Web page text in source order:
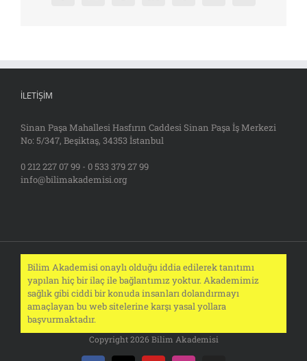
İLETIŞIM
Sinan Paşa Mahallesi Hasfırın Caddesi Sinan Paşa İş Merkezi
No: 5/347, Beşiktaş, 34353 İstanbul
0 212 227 07 99 - 0 533 379 27 99
info@bilimakademisi.org
Bilim Akademisi onaylı olduğu iddia edilerek tanıtımı
yapılan hiç bir ilaç ile bağlantımız yoktur. Akademimiz
sağlık gibi ciddi bir konuda insanları dolandırmayı
amaçlayan bu web sitelerine karşı yasal yollara
başvurmaktadır.
Copyright 2026 Bilim Akademisi